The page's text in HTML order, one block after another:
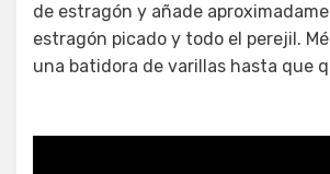
de estragón y añade
estragón picado y todo el perejil.
una batidora de varillas hasta que